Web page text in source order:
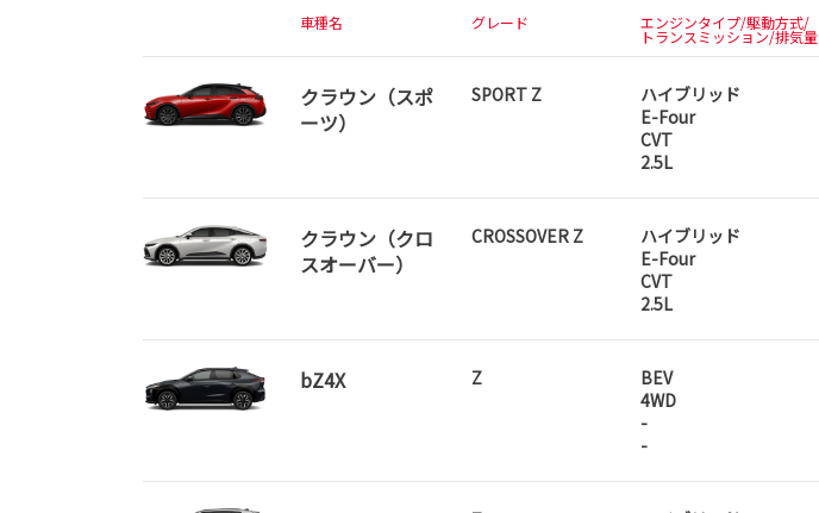
車種名 グレード エンジンタイプ/駆動方式/
トランスミッション/排気量
クラウン（スポ
ーツ）
SPORT Z
ハイブリッド
E-Four
CVT
2.5L
クラウン（クロ
スオーバー）
CROSSOVER Z
ハイブリッド
E-Four
CVT
2.5L
bZ4X Z
BEV
4WD
-
-